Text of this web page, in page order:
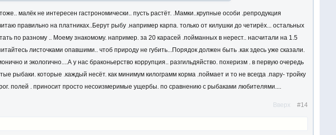
малёк не интересен гастрономически.. пусть растёт. .Мамки..крупные особи .репродукция
правильно на платниках..Берут рыбу .например карпа. только от килушки до четирёх... остальных
по разному .. Моему знакомому. например. за 20 карасей .пойманных в нерест.. насчитали на 1.5
листочками опавшими.. чтоб природу не губить...Порядок должен быть .как здесь уже сказали.
и экологично....А у нас браконьерство коррупция.. разгильдяйство. похеризм . в первую очередь
рыбаки. которые .каждый несёт. как минимум килограмм корма .поймает и то не всегда .пару- тройку
полей . приносит просто несоизмеримые ущербы. по сравнению с рыбаками любителями....
#14
Вверх